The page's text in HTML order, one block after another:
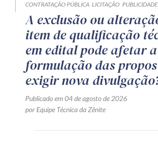
CONTRATAÇÃO PÚBLICA LICITAÇÃO PUBLICIDADE
A exclusão ou
item de qualificação
em edital pode afetar a
formulação das
exigir nova
Publicado em 04 de agosto de 2026
por Equipe Técnica da Zênite